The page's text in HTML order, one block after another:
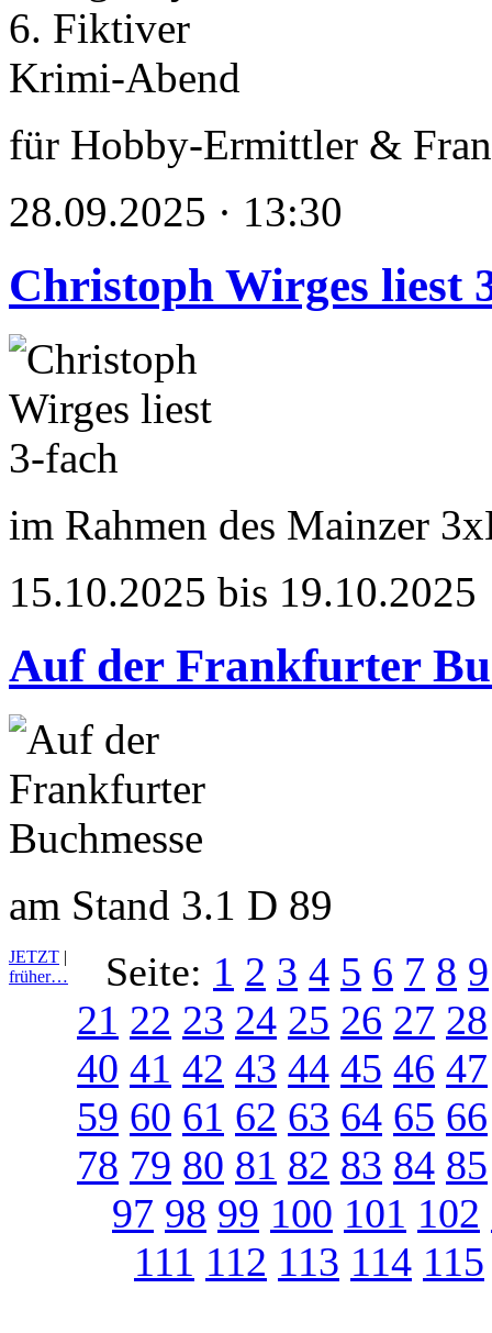
für Hobby-Ermittler &
28.09.2025 · 13:30
Christoph Wirges liest
im Rahmen des Mainzer
15.10.2025 bis 19.10.2025
Auf der Frankfurter
am Stand 3.1 D 89
JETZT |
früher…
Seite: 1 2 3 4 5 6 7 8 9
21 22 23 24 25 26 27 28
40 41 42 43 44 45 46 47
59 60 61 62 63 64 65 66
78 79 80 81 82 83 84 85
97 98 99 100 101 102
111 112 113 114 115